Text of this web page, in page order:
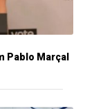
Pablo Marçal